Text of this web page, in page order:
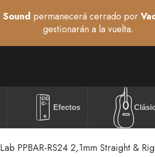
Sound permanecerá cerrado por
gestionarán a la vuelta.
Efectos
PPBAR-RS24 2,1mm Straight &